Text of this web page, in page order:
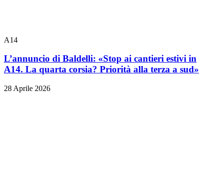
A14
L’annuncio di Baldelli: «Stop ai cantieri estivi in
A14. La quarta corsia? Priorità alla terza a sud»
28 Aprile 2026